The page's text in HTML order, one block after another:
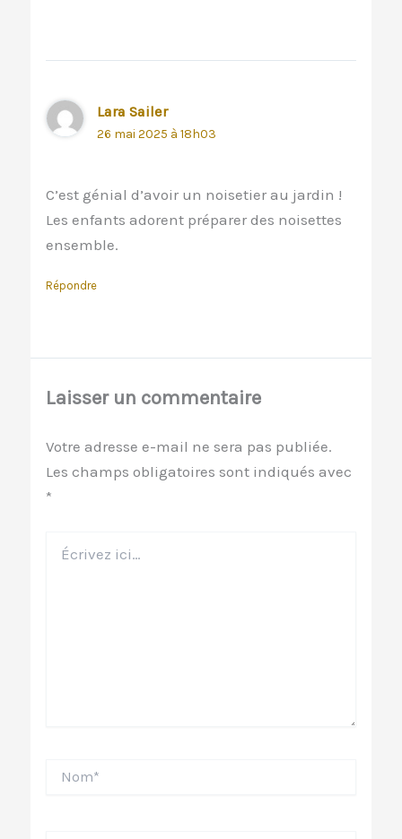
Lara Sailer
26 mai 2025 à 18h03
C’est génial d’avoir un noisetier au jardin !
Les enfants adorent préparer des noisettes
ensemble.
Répondre
Laisser un commentaire
Votre adresse e-mail ne sera pas publiée.
Les champs obligatoires sont indiqués avec
*
ici…